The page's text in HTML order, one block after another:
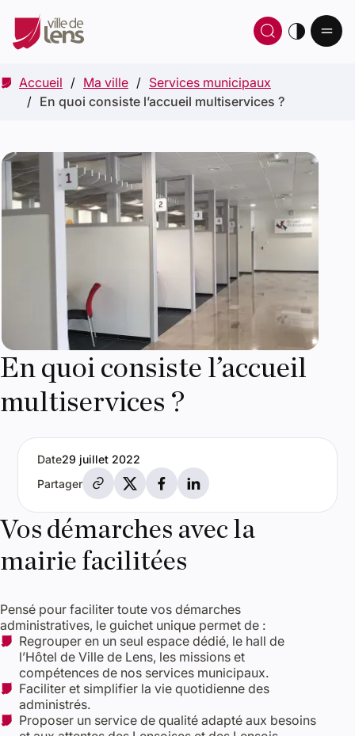
Ouvrir
Accueil Ma ville
Services municipaux
En quoi consiste l’accueil multiservices ?
En quoi consiste l’accueil
multiservices ?
PartagerPartager par e-mail
Partager sur X
Partager sur Facebook
Partager sur LinkedIn
Date29 juillet 2022
Vos démarches avec la
mairie facilitées
Pensé pour faciliter toute vos démarches
administratives, le guichet unique permet de :
Regrouper en un seul espace dédié, le hall de
l’Hôtel de Ville de Lens, les missions et
compétences de nos services municipaux.
Faciliter et simplifier la vie quotidienne des
administrés.
Proposer un service de qualité adapté aux besoins